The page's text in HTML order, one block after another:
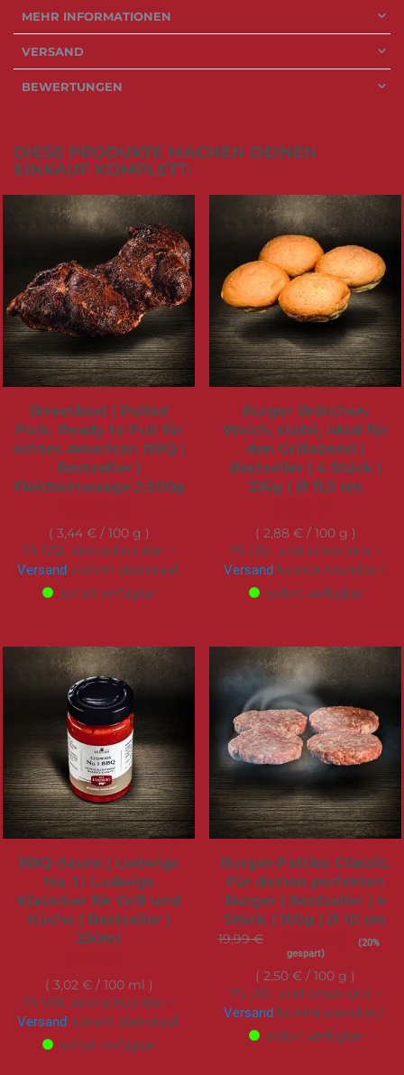
MEHR INFORMATIONEN
VERSAND
BEWERTUNGEN
DIESE PRODUKTE MACHEN DEINEN
EINKAUF KOMPLETT:
Streetfood | Pulled
Pork. Ready to Pull für
echtes American BBQ |
Bestseller |
Fleicheinwaage 2.500g
3,44 €/ 100 g
7% USt. sind schon drin –
Versandkommt obendrauf.
sofort verfügbar
Burger Brötchen.
Weich, stabil, ideal für
den Grillabend |
Bestseller | 4 Stück |
236g | Ø 11,5 cm
2,88 €/ 100 g
7% USt. sind schon drin –
Versandkommt obendrauf.
sofort verfügbar
BBQ-Sauce | Ludwigs
No. 1 | Ludwigs
Klassiker für Grill und
Küche | Bestseller |
230ml
3,02 €/ 100 ml
7% USt. sind schon drin –
Versandkommt obendrauf.
sofort verfügbar
Burger-Patties Classic.
Für deinen perfekten
Burger | Bestseller | 4
Stück | 160g | Ø 10 cm
19,99 € Sonderangebot(20%
gespart)
2,50 € / 100 g
7% USt. sind schon drin –
Versandkommt obendrauf.
sofort verfügbar